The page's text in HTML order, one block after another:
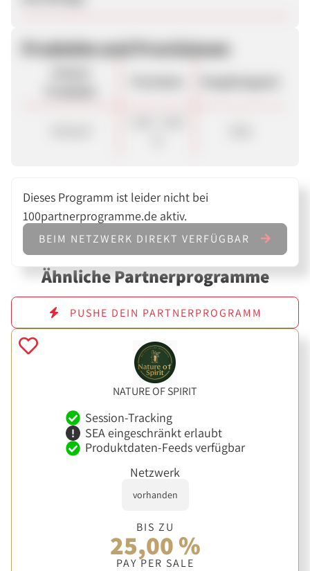
Produkte und Provisionen
Dieses Programm ist leider nicht bei
100partnerprogramme.de aktiv.
BEIM NETZWERK DIREKT VERFÜGBAR
Ähnliche Partnerprogramme
PUSHE DEIN PARTNERPROGRAMM
NATURE OF SPIRIT
Session-Tracking
SEA eingeschränkt erlaubt
Produktdaten-Feeds verfügbar
Netzwerk
vorhanden
BIS ZU
25,00 %
PAY PER SALE